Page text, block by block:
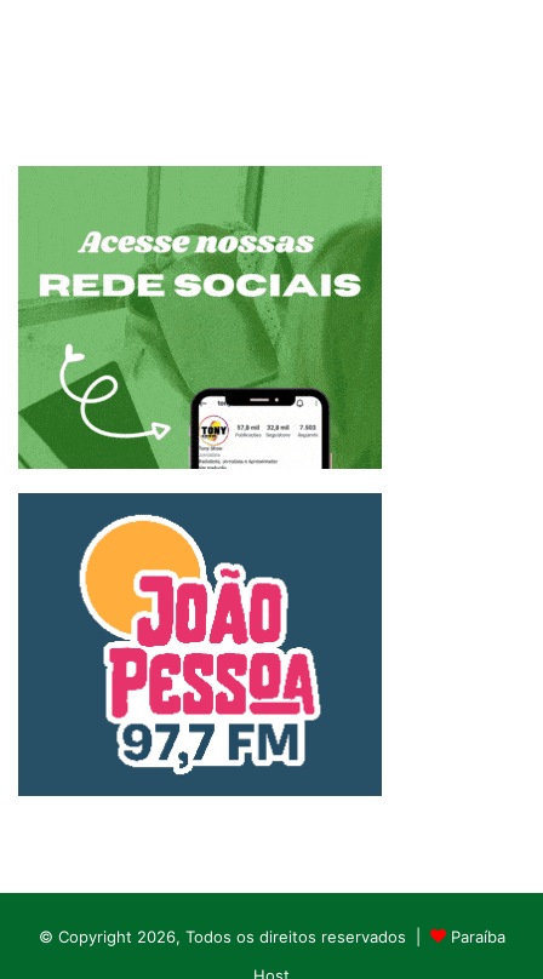
© Copyright 2026, Todos os direitos reservados |
Paraíba